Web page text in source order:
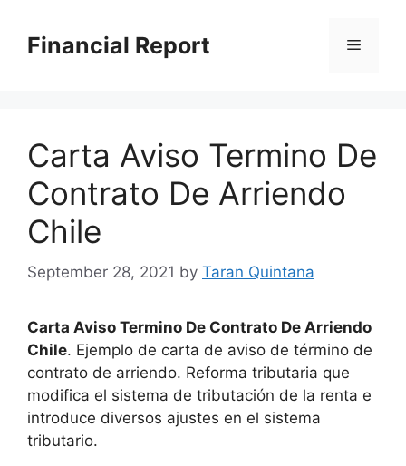
contentFinancial Report Menu
Carta Aviso Termino De
Contrato De Arriendo
Chile
September 28, 2021 by Taran Quintana
Carta Aviso Termino De Contrato De Arriendo
Chile. Ejemplo de carta de aviso de término de
contrato de arriendo. Reforma tributaria que
modifica el sistema de tributación de la renta e
introduce diversos ajustes en el sistema
tributario.